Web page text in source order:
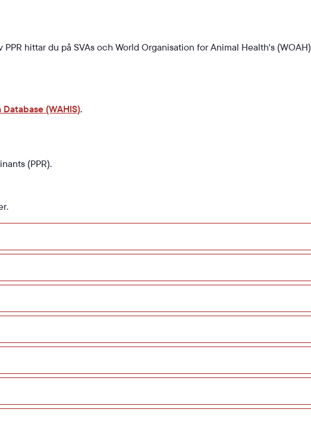
hittar du på SVAs och World Organisation for Animal Health's (WOAH)
(WAHIS)Länk till annan webbplats.
.
(PPR).
.